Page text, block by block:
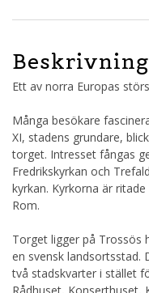
Beskrivning
Ett av norra Europas
Många besökare
XI, stadens grundare,
torget. Intresset fångas
Fredrikskyrkan och
kyrkan. Kyrkorna är
Rom.
Torget ligger på
en svensk
två stadskvarter i stället